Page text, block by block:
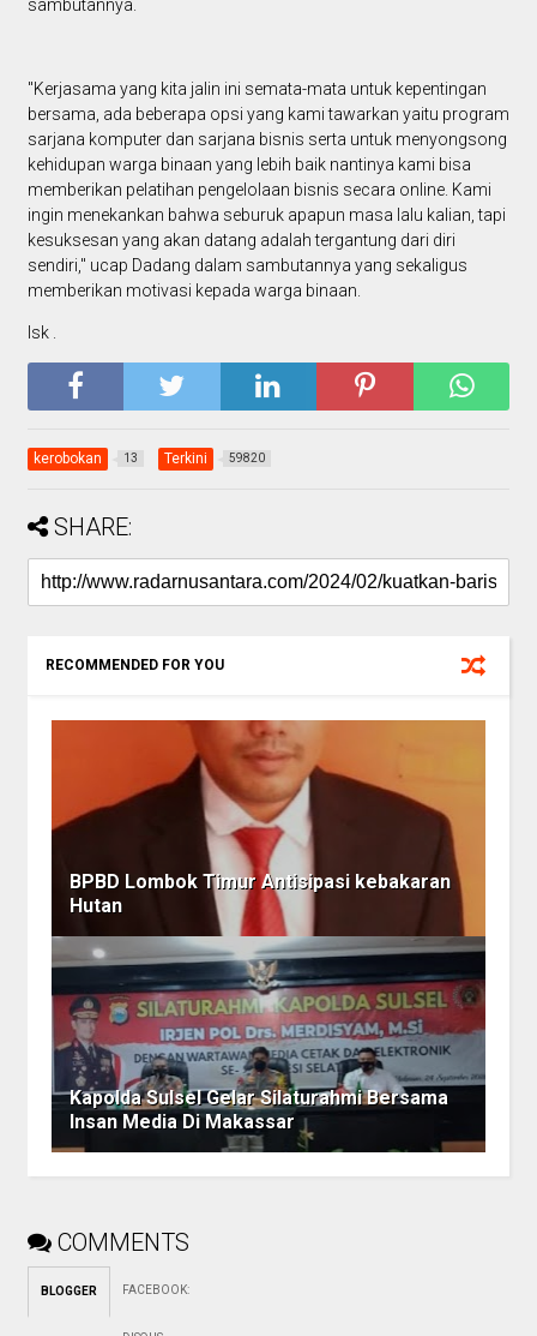
sambutannya.
"Kerjasama yang kita jalin ini semata-mata untuk kepentingan
bersama, ada beberapa opsi yang kami tawarkan yaitu program
sarjana komputer dan sarjana bisnis serta untuk menyongsong
kehidupan warga binaan yang lebih baik nantinya kami bisa
memberikan pelatihan pengelolaan bisnis secara online. Kami
ingin menekankan bahwa seburuk apapun masa lalu kalian, tapi
kesuksesan yang akan datang adalah tergantung dari diri
sendiri," ucap Dadang dalam sambutannya yang sekaligus
memberikan motivasi kepada warga binaan.
Isk .
kerobokan 13 Terkini 59820
SHARE:
RECOMMENDED FOR YOU
BPBD Lombok Timur Antisipasi kebakaran
Hutan
Kapolda Sulsel Gelar Silaturahmi Bersama
Insan Media Di Makassar
COMMENTS
BLOGGER FACEBOOK: